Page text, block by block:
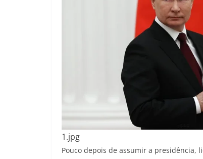
1.jpg
Pouco depois de assumir a presidência,